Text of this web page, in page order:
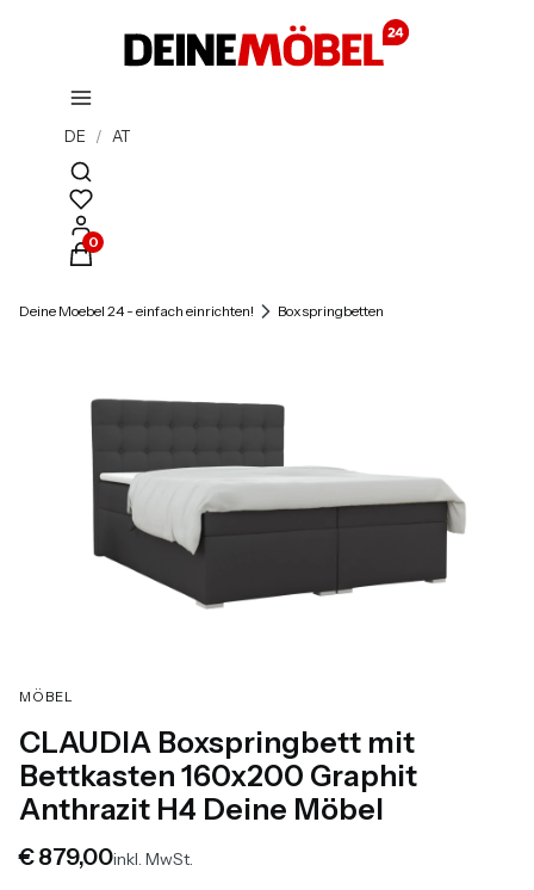
DE / AT
Suchmaschine öffnen
Produkte im Warenkorb: 0. Details anzeigen
Deine Moebel 24 - einfach einrichten! Boxspringbetten
MÖBEL
CLAUDIA Boxspringbett mit
Bettkasten 160x200 Graphit
Anthrazit H4 Deine Möbel
Preis
€ 879,00inkl. MwSt.